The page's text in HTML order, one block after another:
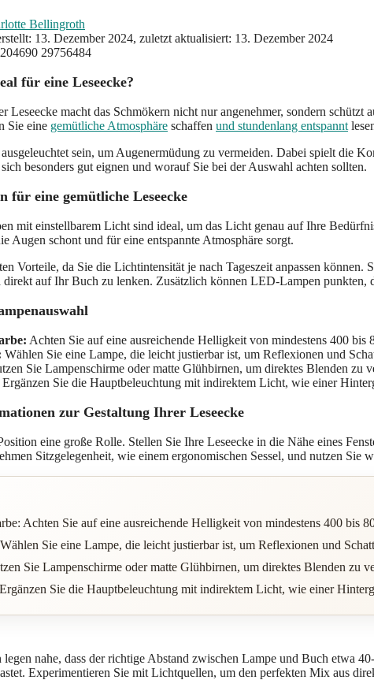
Bellingroth
13. Dezember 2024, zuletzt aktualisiert: 13. Dezember 2024
für eine Leseecke?
Leseecke macht das Schmökern nicht nur angenehmer, sondern schützt
Sie eine gemütliche Atmosphäre schaffen und stundenlang entspannt
sein, um Augenermüdung zu vermeiden. Dabei spielt die
besonders gut eignen und worauf Sie bei der Auswahl achten sollten.
für eine gemütliche Leseecke
mit einstellbarem Licht sind ideal, um das Licht genau auf Ihre
Augen schont und für eine entspannte Atmosphäre sorgt.
Vorteile, da Sie die Lichtintensität je nach Tageszeit anpassen
auf Ihr Buch zu lenken. Zusätzlich können LED-Lampen punkten,
Achten Sie auf eine ausreichende Helligkeit von mindestens 400
Wählen Sie eine Lampe, die leicht justierbar ist, um Reflexionen und
Sie Lampenschirme oder matte Glühbirnen, um direktes Blenden zu
Ergänzen Sie die Hauptbeleuchtung mit indirektem Licht, wie einer
zur Gestaltung Ihrer Leseecke
eine große Rolle. Stellen Sie Ihre Leseecke in die Nähe eines
Sitzgelegenheit, wie einem ergonomischen Sessel, und nutzen
Achten Sie auf eine ausreichende Helligkeit von mindestens 400 bis
Sie eine Lampe, die leicht justierbar ist, um Reflexionen und
Sie Lampenschirme oder matte Glühbirnen, um direktes Blenden zu
Sie die Hauptbeleuchtung mit indirektem Licht, wie einer
legen nahe, dass der richtige Abstand zwischen Lampe und Buch etwa
Experimentieren Sie mit Lichtquellen, um den perfekten Mix aus